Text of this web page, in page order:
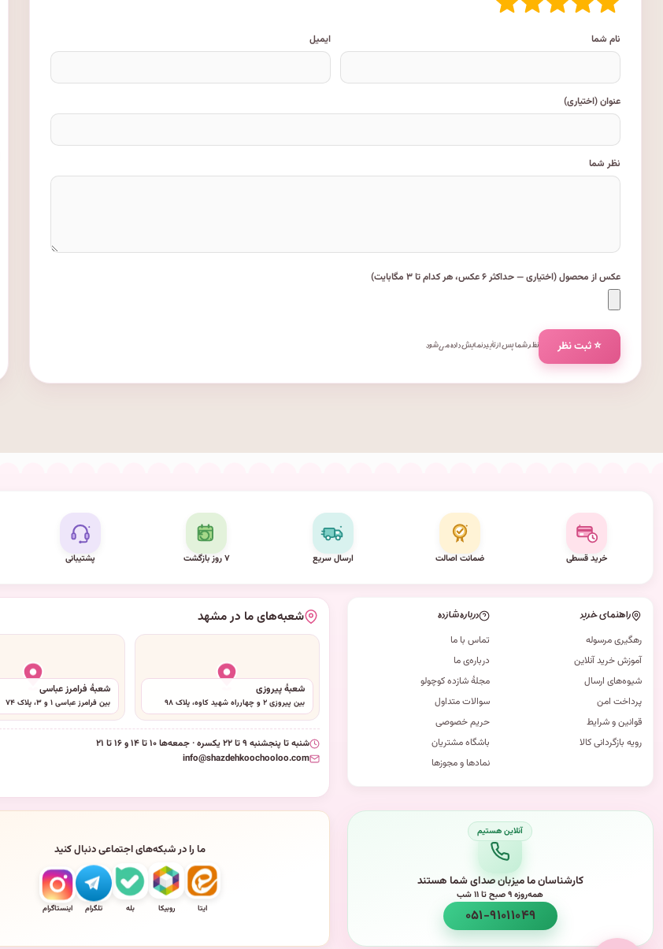
نام شما ایمیل
عنوان (اختیاری)
نظر شما
عکس از محصول (اختیاری — حداکثر ۶ عکس، هر کدام تا ۳ مگابایت)
⭐ ثبت نظر نظر شما پس از تأیید نمایش داده می‌شود.
خرید قسطی ضمانت اصالت ارسال سریع ۷ روز بازگشت پشتیبانی
کارشناسان ما میزبان صدای شما هستند
همه‌روزه ۹ صبح تا ۱۱ شب
۰۵۱-۹۱۰۱۱۰۴۹
راهنمای خرید
رهگیری مرسوله
آموزش خرید آنلاین
شیوه‌های ارسال
پرداخت امن
قوانین و شرایط
رویه بازگردانی کالا
درباره شازده
تماس با ما
درباره‌ی ما
مجلهٔ شازده کوچولو
سوالات متداول
حریم خصوصی
باشگاه مشتریان
نمادها و مجوزها
شعبه‌های ما در مشهد
شعبهٔ پیروزی
بین پیروزی ۲ و چهارراه شهید کاوه، پلاک ۹۸
شعبهٔ فرامرز عباسی
بین فرامرز عباسی ۱ و ۳، پلاک ۷۴
شنبه تا پنجشنبه ۹ تا ۲۲ یکسره · جمعه‌ها ۱۰ تا ۱۴ و ۱۶ تا ۲۱
info@shazdehkoochooloo.com
ما را در شبکه‌های اجتماعی دنبال کنید
ایتا روبیکا بله تلگرام اینستاگرام